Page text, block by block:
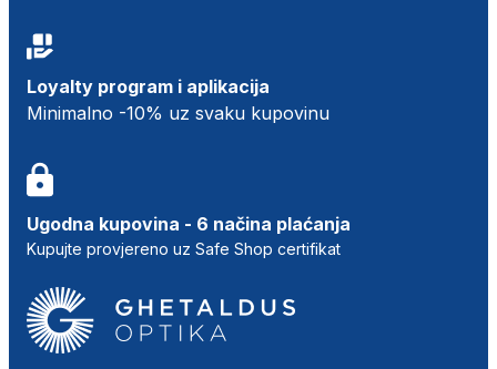
Loyalty program i aplikacija
Minimalno -10% uz svaku kupovinu
Ugodna kupovina - 6 načina plaćanja
Kupujte provjereno uz Safe Shop certifikat